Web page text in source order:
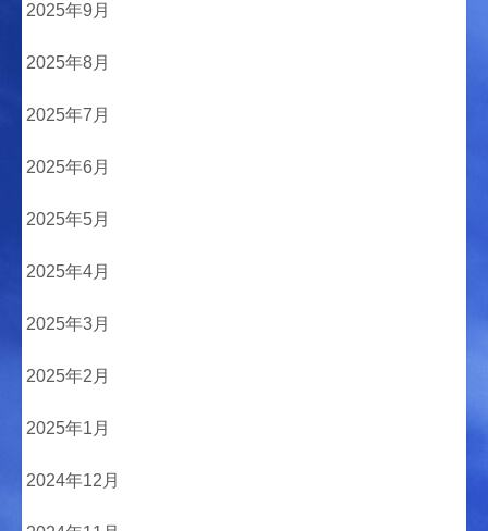
2025年9月
2025年8月
2025年7月
2025年6月
2025年5月
2025年4月
2025年3月
2025年2月
2025年1月
2024年12月